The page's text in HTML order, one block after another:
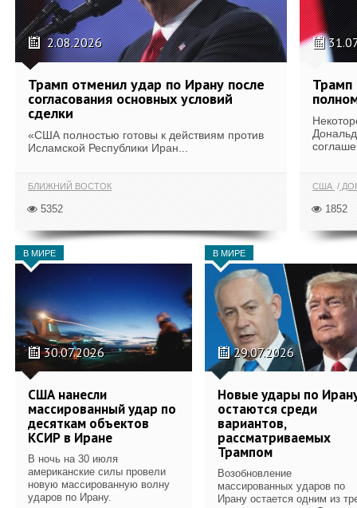
2.08.2026
Трамп отменил удар по Ирану после
согласования основных условий
сделки
«США полностью готовы к действиям против
Исламской Республики Иран...
БЛИЖНИЙ ВОСТОК
5352
Трамп
США
1852
В МИРЕ
30.07.2026
США нанесли
массированный удар по
десяткам объектов
КСИР в Иране
В ночь на 30 июля
американские силы провели
новую массированную волну
ударов по Ирану.
В МИРЕ
29.07.2026
Новые удары по
остаются среди
вариантов,
рассматриваемых
Трампом
Возобновление
массированных ударов по
Ирану остается одним из